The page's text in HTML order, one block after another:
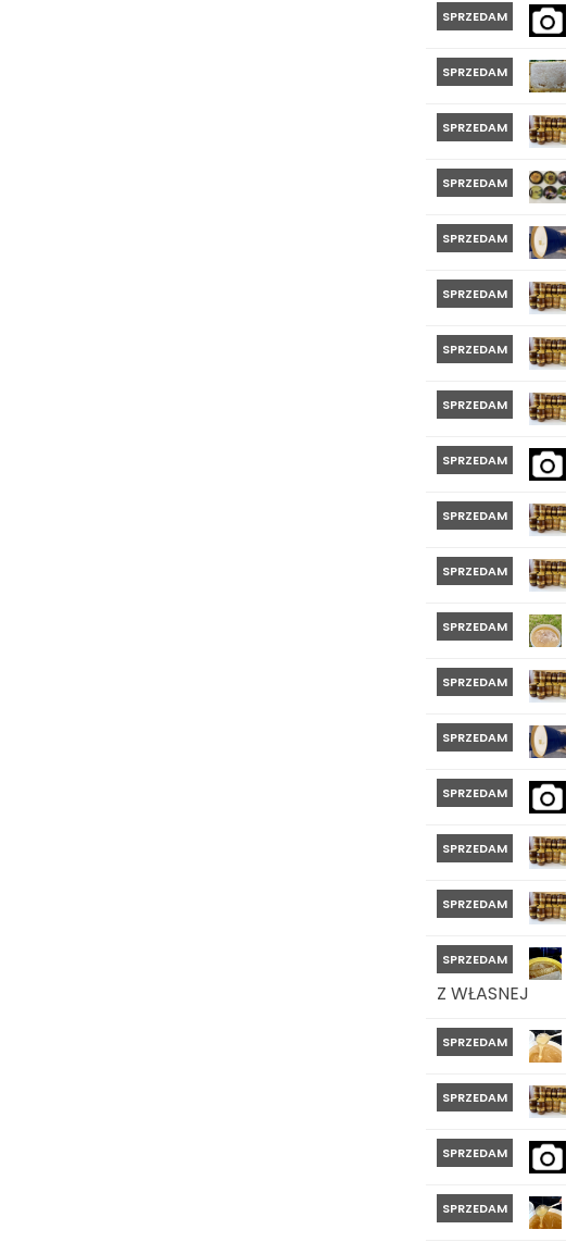
SPRZEDAM
SPRZEDAM
SPRZEDAM
SPRZEDAM
SPRZEDAM
SPRZEDAM
SPRZEDAM
SPRZEDAM
SPRZEDAM
SPRZEDAM
SPRZEDAM
SPRZEDAM
SPRZEDAM
SPRZEDAM
SPRZEDAM
SPRZEDAM
SPRZEDAM
SPRZEDAM
Z WŁASNEJ
SPRZEDAM
SPRZEDAM
SPRZEDAM
SPRZEDAM